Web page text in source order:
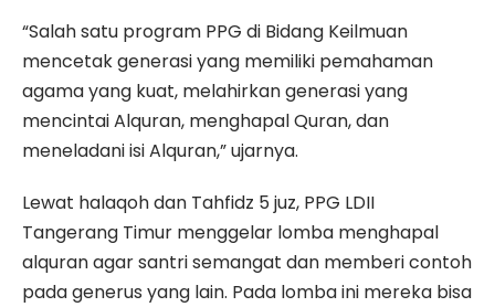
“Salah satu program PPG di Bidang Keilmuan
mencetak generasi yang memiliki pemahaman
agama yang kuat, melahirkan generasi yang
mencintai Alquran, menghapal Quran, dan
meneladani isi Alquran,” ujarnya.
Lewat halaqoh dan Tahfidz 5 juz, PPG LDII
Tangerang Timur menggelar lomba menghapal
alquran agar santri semangat dan memberi contoh
pada generus yang lain. Pada lomba ini mereka bisa